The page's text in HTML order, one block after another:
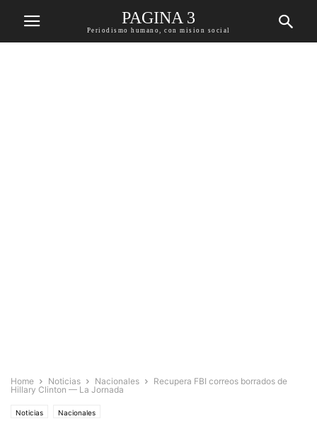
PAGINA 3
Periodismo humano, con mision social
Home Noticias Nacionales
Recupera FBI correos borrados de
Hillary Clinton — La Jornada
Noticias Nacionales